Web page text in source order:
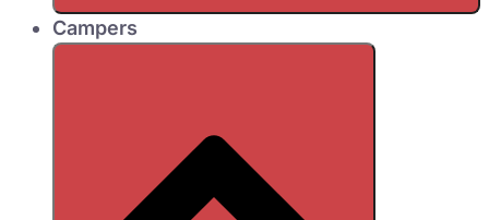
Campers